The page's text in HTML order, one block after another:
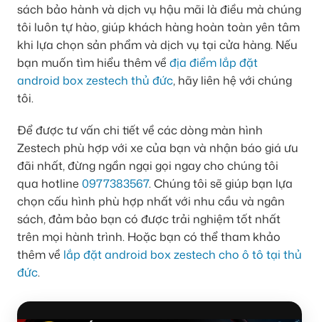
sách bảo hành và dịch vụ hậu mãi là điều mà chúng
tôi luôn tự hào, giúp khách hàng hoàn toàn yên tâm
khi lựa chọn sản phẩm và dịch vụ tại cửa hàng. Nếu
bạn muốn tìm hiểu thêm về địa điểm lắp đặt
android box zestech thủ đức, hãy liên hệ với chúng
tôi.
Để được tư vấn chi tiết về các dòng màn hình
Zestech phù hợp với xe của bạn và nhận báo giá ưu
đãi nhất, đừng ngần ngại gọi ngay cho chúng tôi
qua hotline 0977383567. Chúng tôi sẽ giúp bạn lựa
chọn cấu hình phù hợp nhất với nhu cầu và ngân
sách, đảm bảo bạn có được trải nghiệm tốt nhất
trên mọi hành trình. Hoặc bạn có thể tham khảo
thêm về lắp đặt android box zestech cho ô tô tại thủ
đức.